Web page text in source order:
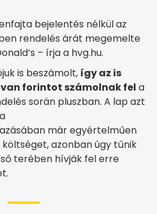
bejelentés nélkül az
rendelés árát megemelte
– írja a hvg.hu.
is beszámolt, így az is
forintot számolnak fel a
során pluszban. A lap azt
már egyértelműen
azonban úgy tűnik
terében hívják fel erre